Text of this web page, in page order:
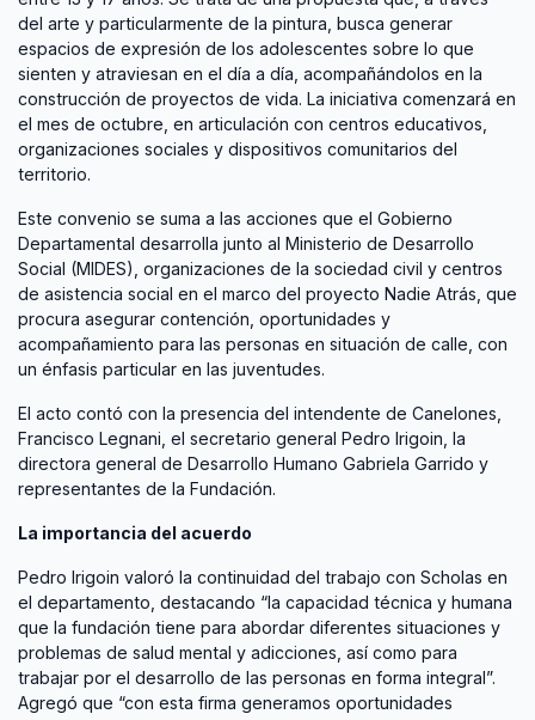
del arte y particularmente de la pintura, busca generar
espacios de expresión de los adolescentes sobre lo que
sienten y atraviesan en el día a día, acompañándolos en la
construcción de proyectos de vida. La iniciativa comenzará en
el mes de octubre, en articulación con centros educativos,
organizaciones sociales y dispositivos comunitarios del
territorio.
Este convenio se suma a las acciones que el Gobierno
Departamental desarrolla junto al Ministerio de Desarrollo
Social (MIDES), organizaciones de la sociedad civil y centros
de asistencia social en el marco del proyecto Nadie Atrás, que
procura asegurar contención, oportunidades y
acompañamiento para las personas en situación de calle, con
un énfasis particular en las juventudes.
El acto contó con la presencia del intendente de Canelones,
Francisco Legnani, el secretario general Pedro Irigoin, la
directora general de Desarrollo Humano Gabriela Garrido y
representantes de la Fundación.
La importancia del acuerdo
Pedro Irigoin valoró la continuidad del trabajo con Scholas en
el departamento, destacando “la capacidad técnica y humana
que la fundación tiene para abordar diferentes situaciones y
problemas de salud mental y adicciones, así como para
trabajar por el desarrollo de las personas en forma integral”.
Agregó que “con esta firma generamos oportunidades